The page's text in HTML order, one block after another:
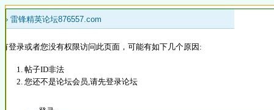
» 雷锋精英论坛876557.com
登录或者您没有权限访问此页面，可能有如下几个原因:
帖子ID非法
您还不是论坛会员,请先登录论坛